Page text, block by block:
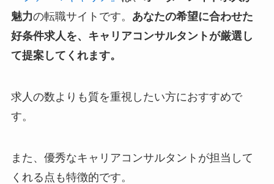
魅力の転職サイトです。 あなたの希望に合わせた
好条件求人を、キャリアコンサルタントが厳選し
て提案してくれます。
求人の数よりも質を重視したい方におすすめで
す。
また、優秀なキャリアコンサルタントが担当して
くれる点も特徴的です。